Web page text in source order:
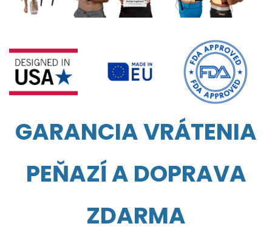
GARANCIA VRÁTENIA
PEŇAZÍ A DOPRAVA
ZDARMA